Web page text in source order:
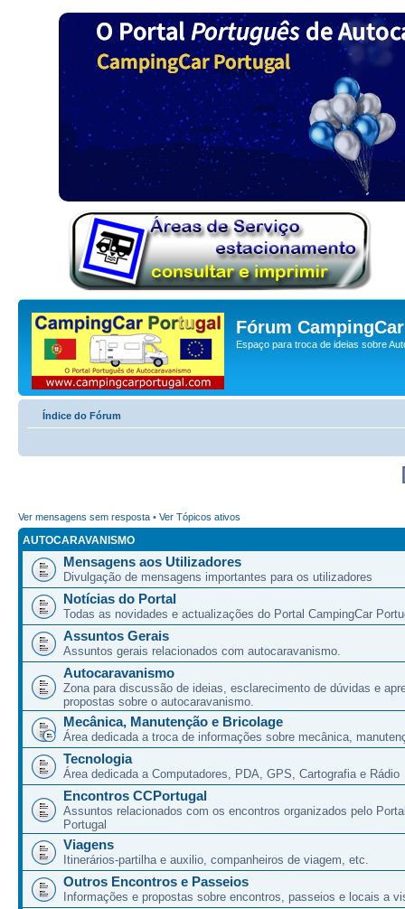
Fórum
Espaço para troca de ideias sobre
Índice do Fórum
Ver mensagens sem resposta • Ver Tópicos ativos
AUTOCARAVANISMO
Mensagens aos Utilizadores
Divulgação de mensagens importantes para os utilizadores
Notícias do Portal
Todas as novidades e actualizações do Portal CampingCar
Assuntos Gerais
Assuntos gerais relacionados com autocaravanismo.
Autocaravanismo
Zona para discussão de ideias, esclarecimento de dúvidas e
propostas sobre o autocaravanismo.
Mecânica, Manutenção e Bricolage
Área dedicada a troca de informações sobre mecânica,
Tecnologia
Área dedicada a Computadores, PDA, GPS, Cartografia e Rádio
Encontros CCPortugal
Assuntos relacionados com os encontros organizados pelo
Portugal
Viagens
Itinerários-partilha e auxilio, companheiros de viagem, etc.
Outros Encontros e Passeios
Informações e propostas sobre encontros, passeios e locais a